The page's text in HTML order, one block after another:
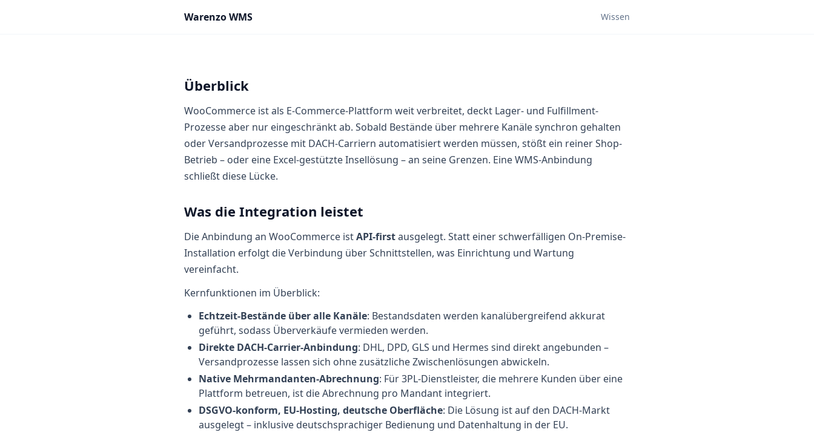
Warenzo WMS Wissen
Überblick
WooCommerce ist als E-Commerce-Plattform weit verbreitet, deckt Lager- und Fulfillment-
Prozesse aber nur eingeschränkt ab. Sobald Bestände über mehrere Kanäle synchron gehalten
oder Versandprozesse mit DACH-Carriern automatisiert werden müssen, stößt ein reiner Shop-
Betrieb – oder eine Excel-gestützte Insellösung – an seine Grenzen. Eine WMS-Anbindung
schließt diese Lücke.
Was die Integration leistet
Die Anbindung an WooCommerce istAPI-firstausgelegt. Statt einer schwerfälligen On-Premise-
Installation erfolgt die Verbindung über Schnittstellen, was Einrichtung und Wartung
vereinfacht.
Kernfunktionen im Überblick:
Echtzeit-Bestände über alle Kanäle: Bestandsdaten werden kanalübergreifend akkurat
geführt, sodass Überverkäufe vermieden werden.
Direkte DACH-Carrier-Anbindung: DHL, DPD, GLS und Hermes sind direkt angebunden –
Versandprozesse lassen sich ohne zusätzliche Zwischenlösungen abwickeln.
Native Mehrmandanten-Abrechnung: Für 3PL-Dienstleister, die mehrere Kunden über eine
Plattform betreuen, ist die Abrechnung pro Mandant integriert.
DSGVO-konform, EU-Hosting, deutsche Oberfläche: Die Lösung ist auf den DACH-Markt
ausgelegt – inklusive deutschsprachiger Bedienung und Datenhaltung in der EU.